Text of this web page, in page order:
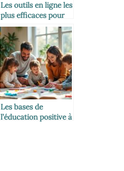
Les outils en ligne les
plus efficaces pour
réviser
Les bases de
l’éducation positive à